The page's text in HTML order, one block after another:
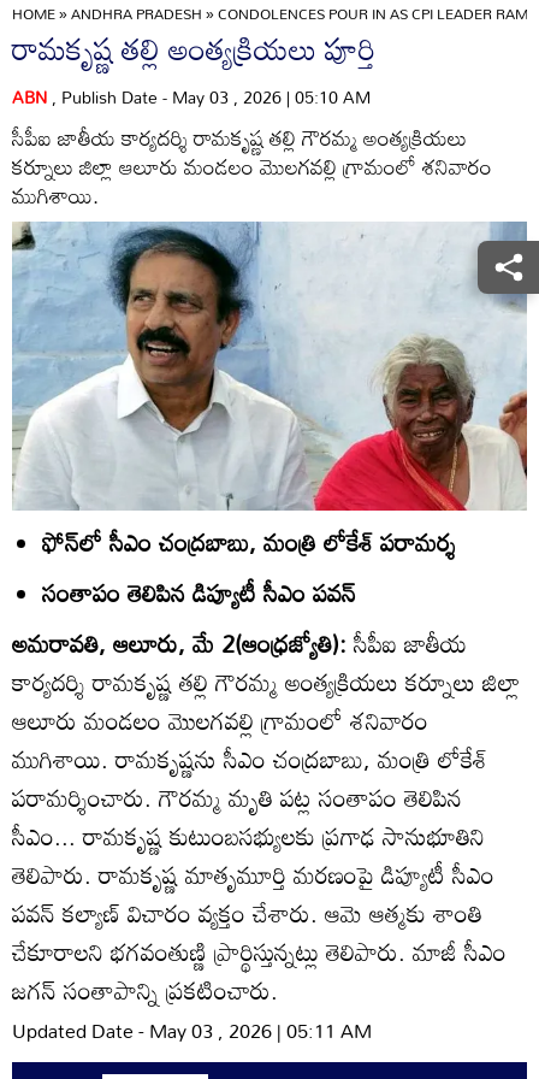
HOME»ANDHRA PRADESH»CONDOLENCES POUR IN AS CPI LEADER
రామకృష్ణ తల్లి అంత్యక్రియలు పూర్తి
ABN, Publish Date - May 03 , 2026 | 05:10 AM
సీపీఐ జాతీయ కార్యదర్శి రామకృష్ణ తల్లి గౌరమ్మ అంత్యక్రియలు
కర్నూలు జిల్లా ఆలూరు మండలం మొలగవల్లి గ్రామంలో శనివారం
ముగిశాయి.
ఫోన్‌లో సీఎం చంద్రబాబు, మంత్రి లోకేశ్‌ పరామర్శ
సంతాపం తెలిపిన డిప్యూటీ సీఎం పవన్‌
అమరావతి, ఆలూరు, మే 2(ఆంధ్రజ్యోతి):సీపీఐ జాతీయ
కార్యదర్శి రామకృష్ణ తల్లి గౌరమ్మ అంత్యక్రియలు కర్నూలు జిల్లా
ఆలూరు మండలం మొలగవల్లి గ్రామంలో శనివారం
ముగిశాయి. రామకృష్ణను సీఎం చంద్రబాబు, మంత్రి లోకేశ్‌
పరామర్శించారు. గౌరమ్మ మృతి పట్ల సంతాపం తెలిపిన
సీఎం... రామకృష్ణ కుటుంబసభ్యులకు ప్రగాఢ సానుభూతిని
తెలిపారు. రామకృష్ణ మాతృమూర్తి మరణంపై డిప్యూటీ సీఎం
పవన్‌ కల్యాణ్‌ విచారం వ్యక్తం చేశారు. ఆమె ఆత్మకు శాంతి
చేకూరాలని భగవంతుణ్ణి ప్రార్థిస్తున్నట్లు తెలిపారు. మాజీ సీఎం
జగన్‌ సంతాపాన్ని ప్రకటించారు.
Updated Date - May 03 , 2026 | 05:11 AM